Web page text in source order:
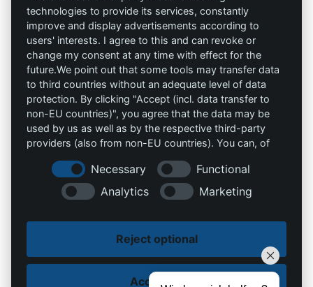
GmbH
Allprotec® Just work
safe
Omniprotect –
Onlineshop
AGB`s
Datenschutz
Impressum
Kontakt
info@die-schutzprofis.de
Wohlenbergstraße 6
30179 Hannover
technologies to provide its services, constantly
improve and display advertisements according to
users' interests. I agree to this and can revoke or
change my consent at any time with effect for the
future.We point out that some tools may transfer data
to third countries without an adequate level of data
protection. By clicking "Accept (incl. data transfer to
non-EU countries)", you agree that the data may be
used by us as well as by the respective third-party
providers (also from non-EU countries). You can, of
Necessary
Functional
Analytics
Marketing
Reject optional
Accept all